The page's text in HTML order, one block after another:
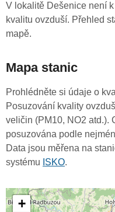
V lokalitě Dešenice není
kvalitu ovzduší. Přehled
mapě.
Mapa stanic
Prohlédněte si údaje o
Posuzování kvality
veličin (PM10, NO2 atd.).
posuzována podle
Data jsou měřena na
systému ISKO.
+